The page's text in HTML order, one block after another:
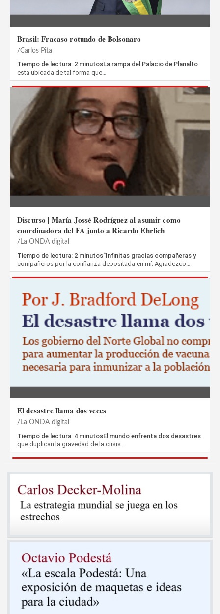
Brasil: Fracaso rotundo de Bolsonaro
Carlos Pita
Tiempo de lectura: 2 minutosLa rampa del Palacio de Planalto
está ubicada de tal forma que…
Discurso | María Jossé Rodríguez al asumir como
coordinadora del FA junto a Ricardo Ehrlich
La ONDA digital
Tiempo de lectura: 2 minutos“Infinitas gracias compañeras y
compañeros por la confianza depositada en mí. Agradezco…
El desastre llama dos veces
La ONDA digital
Tiempo de lectura: 4 minutosEl mundo enfrenta dos desastres
que duplican la gravedad de la crisis…